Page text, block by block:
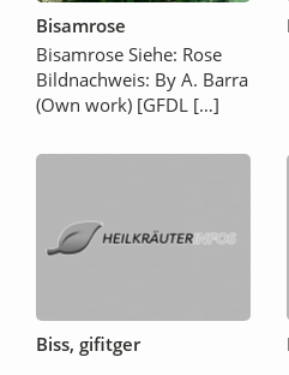
Bisamrose
Bisamrose Siehe: Rose
Bildnachweis: By A. Barra
(Own work) [GFDL […]
Biss, gifitger